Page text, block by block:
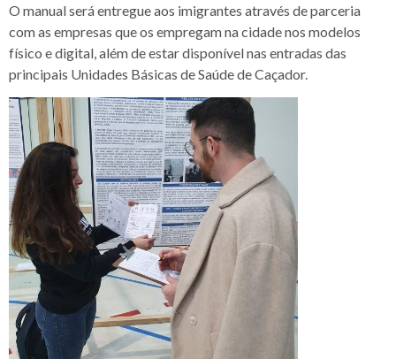
O manual será entregue aos imigrantes através de parceria
com as empresas que os empregam na cidade nos modelos
físico e digital, além de estar disponível nas entradas das
principais Unidades Básicas de Saúde de Caçador.